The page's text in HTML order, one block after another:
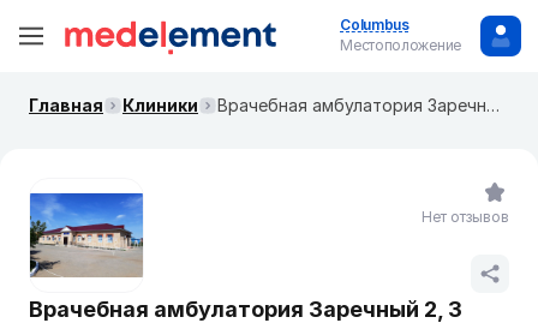
Columbus
Местоположение
Главная Клиники Врачебная амбулатория Заречный 2, 3
Врачебная амбулатория Заречный 2, 3
Нет отзывов